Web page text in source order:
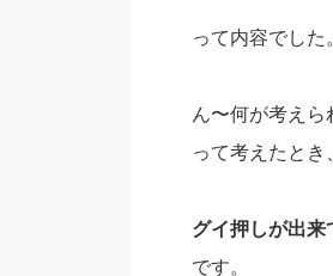
って内容でした。
ん〜何が考えら
って考えたとき
グイ押しが出来
です。